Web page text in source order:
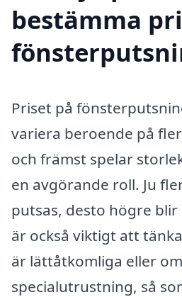
bestämma
Priset på
variera beroende på
och främst spelar
en avgörande roll. Ju
putsas, desto högre
är också viktigt att
är lättåtkomliga eller
specialutrustning, så